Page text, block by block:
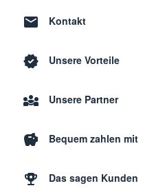
Kontakt
Unsere Vorteile
Unsere Partner
Bequem zahlen mit
Das sagen Kunden